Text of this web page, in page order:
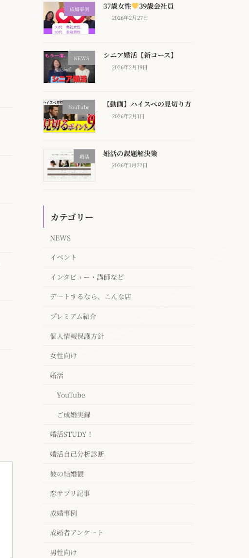
成婚事例 37歳女性 39歳会社員
2026年2月27日
NEWS シニア婚活【新コース】
2026年2月19日
YouTube 【動画】ハイスぺの見切り方
2026年2月1日
婚活 婚活の課題解決策
2026年1月22日
カテゴリー
NEWS
イベント
インタビュー・講師など
デートするなら、こんな店
プレミアム紹介
個人情報保護方針
女性向け
婚活
YouTube
ご成婚実録
婚活STUDY！
婚活自己分析診断
彼の結婚観
恋サプリ記事
成婚事例
成婚者アンケート
男性向け